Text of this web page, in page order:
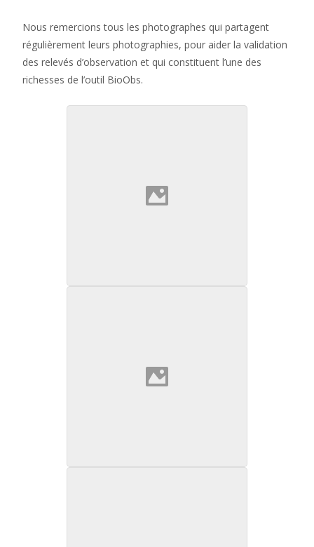
Nous remercions tous les photographes qui partagent
régulièrement leurs photographies, pour aider la validation
des relevés d’observation et qui constituent l’une des
richesses de l’outil BioObs.